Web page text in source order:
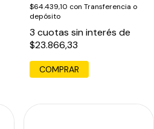
$64.439,10 con Transferencia o
depósito
3 cuotas sin interés de
$23.866,33
COMPRAR